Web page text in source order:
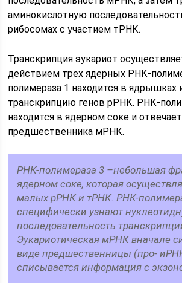
аминокислотную
рибосомах с участием тРНК.
Транскрипция эукариот
действием трех ядерных РНК-
полимераза 1 находится в ядрышках
транскрипцию генов рРНК. РНК-
находится в ядерном соке и
предшественника мРНК.
РНК-полимераза 3 –небольшая
ядерном соке, которая
малых рРНК и тРНК. РНК-
специфически узнают
последовательность
Эукариотическая мРНК вначале
виде предшественницы (про-
списывается информация с